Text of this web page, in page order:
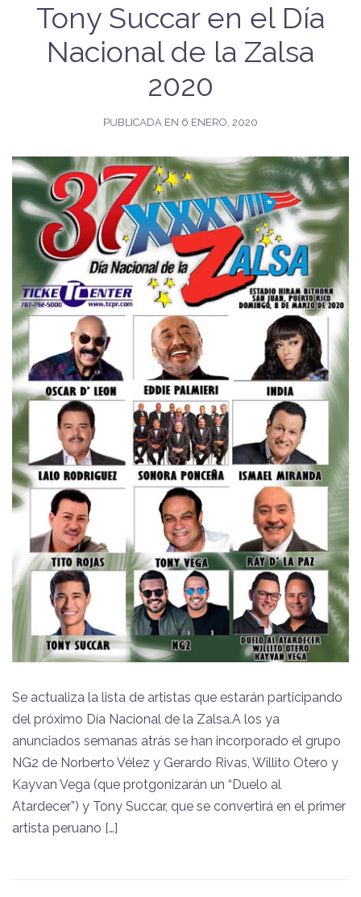
Tony Succar en el Día
Nacional de la Zalsa
2020
PUBLICADA EN 6 ENERO, 2020
Se actualiza la lista de artistas que estarán participando
del próximo Día Nacional de la Zalsa.A los ya
anunciados semanas atrás se han incorporado el grupo
NG2 de Norberto Vélez y Gerardo Rivas, Willito Otero y
Kayvan Vega (que protgonizarán un “Duelo al
Atardecer”) y Tony Succar, que se convertirá en el primer
artista peruano […]